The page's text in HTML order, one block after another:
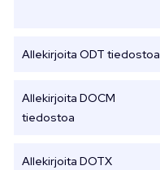
Allekirjoita ODT tiedostoa
Allekirjoita DOCM
tiedostoa
Allekirjoita DOTX